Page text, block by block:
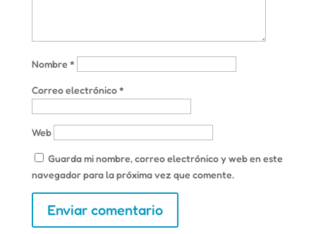
Nombre *
Correo electrónico*
Web
Guarda mi nombre, correo electrónico y web en este
navegador para la próxima vez que comente.